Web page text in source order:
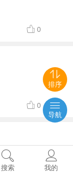
0
0
搜索 我的
排序
导航